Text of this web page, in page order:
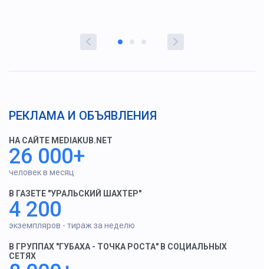
РЕКЛАМА И ОБЪЯВЛЕНИЯ
НА САЙТЕ MEDIAKUB.NET
26 000+
человек в месяц
В ГАЗЕТЕ "УРАЛЬСКИЙ ШАХТЕР"
4 200
экземпляров - тираж за неделю
В ГРУППАХ "ГУБАХА - ТОЧКА РОСТА" В СОЦИАЛЬНЫХ
СЕТЯХ